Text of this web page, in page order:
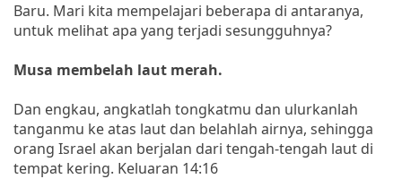
Baru. Mari kita mempelajari beberapa di antaranya,
untuk melihat apa yang terjadi sesungguhnya?
Musa membelah laut merah.
Dan engkau, angkatlah tongkatmu dan ulurkanlah
tanganmu ke atas laut dan belahlah airnya, sehingga
orang Israel akan berjalan dari tengah-tengah laut di
tempat kering. Keluaran 14:16